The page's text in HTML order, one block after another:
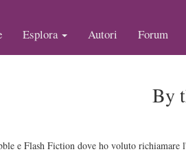
Esplora Autori Forum
By
e Flash Fiction dove ho voluto richiamare